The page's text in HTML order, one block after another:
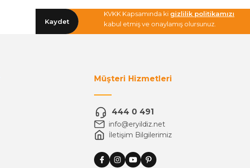
Kaydet
KVKK Kapsamında ki gizlilik politikamızı
kabul etmiş ve onaylamış olursunuz.
Müşteri Hizmetleri
444 0 491
info@eryildiz.net
İletişim Bilgilerimiz